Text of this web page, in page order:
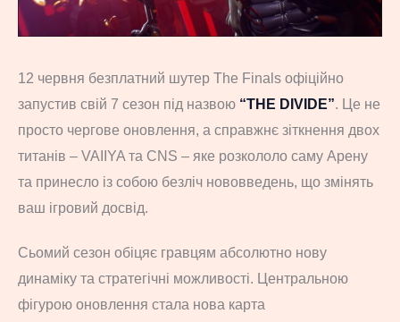
12 червня безплатний шутер The Finals офіційно
запустив свій 7 сезон під назвою “THE DIVIDE”. Це не
просто чергове оновлення, а справжнє зіткнення двох
титанів – VAIIYA та CNS – яке розкололо саму Арену
та принесло із собою безліч нововведень, що змінять
ваш ігровий досвід.
Сьомий сезон обіцяє гравцям абсолютно нову
динаміку та стратегічні можливості. Центральною
фігурою оновлення стала нова карта